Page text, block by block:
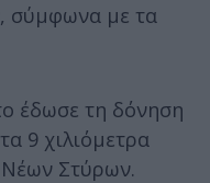
σύμφωνα με τα
έδωσε τη δόνηση
9 χιλιόμετρα
Νέων Στύρων.